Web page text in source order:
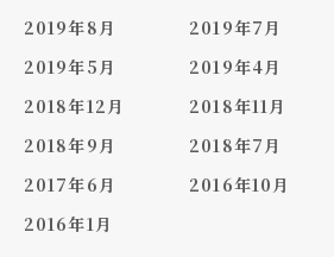
2019年8月
2019年7月
2019年5月
2019年4月
2018年12月
2018年11月
2018年9月
2018年7月
2017年6月
2016年10月
2016年1月